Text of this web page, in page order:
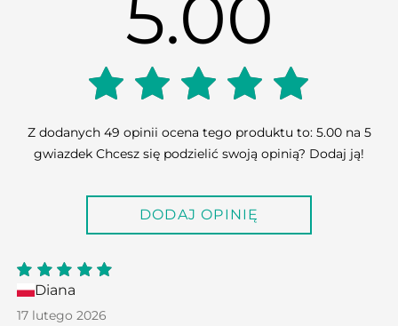
5.00
5.00
out of
5
Z dodanych 49 opinii ocena tego produktu to: 5.00 na 5
gwiazdek Chcesz się podzielić swoją opinią? Dodaj ją!
DODAJ OPINIĘ
5out
of 5
Diana
17 lutego 2026